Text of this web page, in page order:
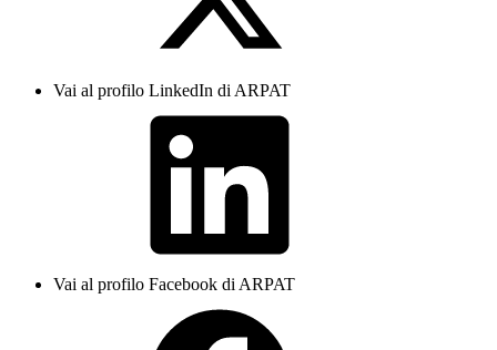
Vai al profilo LinkedIn di ARPAT
Vai al profilo Facebook di ARPAT